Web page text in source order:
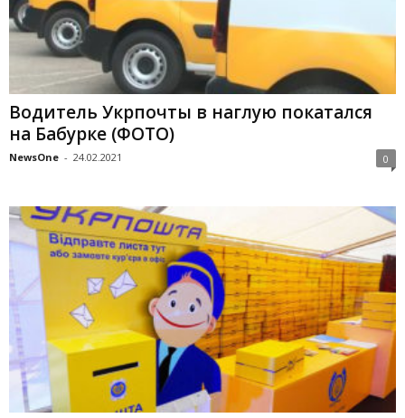
Водитель Укрпочты в наглую покатался
на Бабурке (ФОТО)
NewsOne - 24.02.2021 0